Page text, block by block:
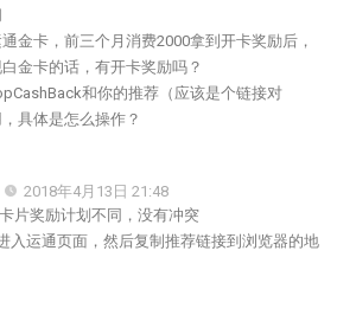
金卡，前三个月消费2000拿到开卡奖励后，
金卡的话，有开卡奖励吗？
和你的推荐（应该是个链接对
具体是怎么操作？
2018年4月13日 21:48
片奖励计划不同，没有冲突
入运通页面，然后复制推荐链接到浏览器的地